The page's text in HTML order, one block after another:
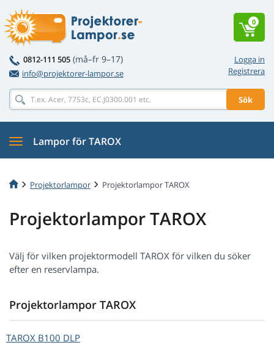
Logga in
Registrera
0812-111 505 (må–fr 9–17)
info@projektorer-lampor.se
Sök
0
Lampor för TAROX
Projektorlampor Projektorlampor TAROX
Projektorlampor TAROX
Välj för vilken projektormodell TAROX för vilken du söker
efter en reservlampa.
Projektorlampor TAROX
TAROX B100 DLP